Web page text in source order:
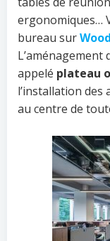
ergonomiques…
bureau sur
L’aménagement
appelé plateau
l’installation
au centre de